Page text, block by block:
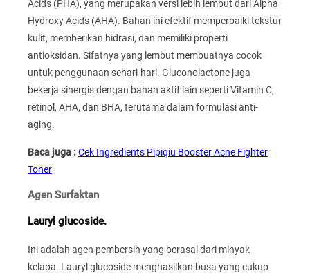
Acids (PHA), yang merupakan versi lebih lembut dari Alpha
Hydroxy Acids (AHA). Bahan ini efektif memperbaiki tekstur
kulit, memberikan hidrasi, dan memiliki properti
antioksidan. Sifatnya yang lembut membuatnya cocok
untuk penggunaan sehari-hari. Gluconolactone juga
bekerja sinergis dengan bahan aktif lain seperti Vitamin C,
retinol, AHA, dan BHA, terutama dalam formulasi anti-
aging.
Baca juga :Cek Ingredients Pipiqiu Booster Acne Fighter
Toner
Agen Surfaktan
Lauryl glucoside.
Ini adalah agen pembersih yang berasal dari minyak
kelapa. Lauryl glucoside menghasilkan busa yang cukup